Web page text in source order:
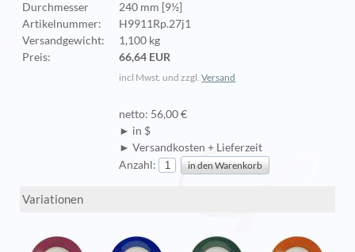
Durchmesser
240 mm [9½]
Artikelnummer:
H9911Rp.27j1
Versandgewicht:
1,100 kg
Preis: 66,64 EUR
incl Mwst. und zzgl.Versand
netto: 56,00 €
► in $
► Versandkosten + Lieferzeit
Anzahl:
Variationen